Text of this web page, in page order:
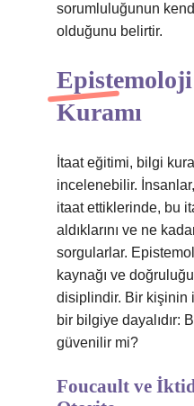
sorumluluğunun
olduğunu belirtir.
Kuramı
İtaat eğitimi, bilgi
incelenebilir.
itaat ettiklerinde, bu
aldıklarını ve ne
sorgularlar.
kaynağı ve
disiplindir. Bir kişinin
bir bilgiye dayalıdır:
güvenilir mi?
Foucault ve